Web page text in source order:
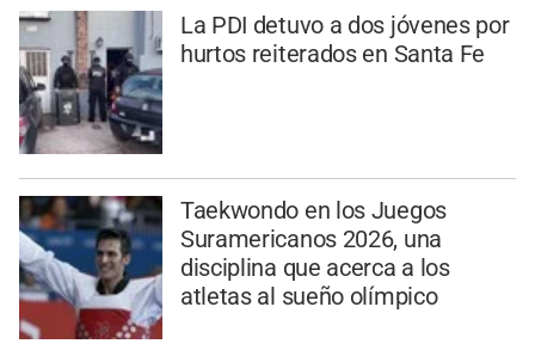
La PDI detuvo a dos jóvenes por
hurtos reiterados en Santa Fe
Taekwondo en los Juegos
Suramericanos 2026, una
disciplina que acerca a los
atletas al sueño olímpico